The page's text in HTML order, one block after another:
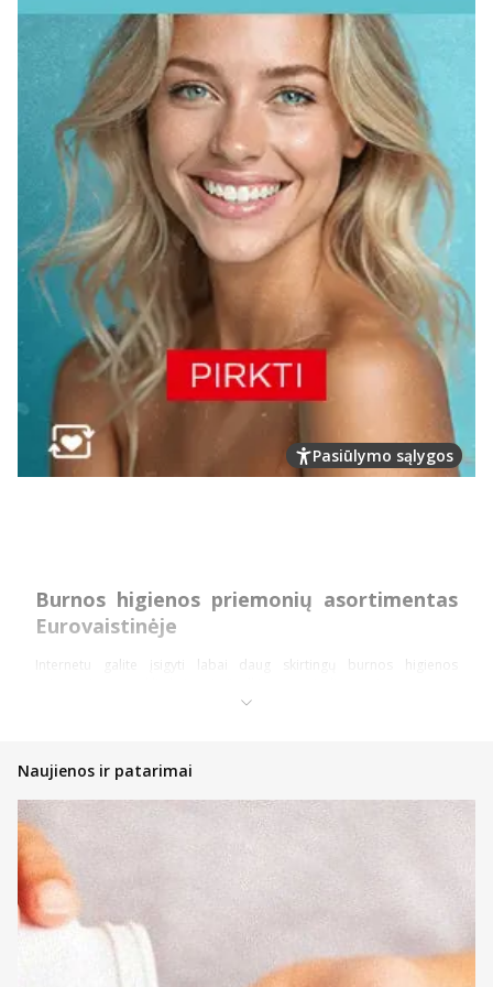
Pasiūlymo sąlygos
Burnos higienos priemonių asortimentas
Eurovaistinėje
Internetu galite įsigyti labai daug skirtingų burnos higienos
pagrindinė ir kiekvieno naudojama higienos priemonė.
tačiau ir būtent jums tinkančių pastų. Turime jautriems
dantims, jautrioms dantenoms bei vaikams pritaikytų
arba jautrumą mažinantį poveikį.
dantų higienos priemonė arba net būtinas naudoti
preparatas po procedūrų, operacijų. Kai kuriuos skalavimo
skysčius ar putas galima vartoti ir po rūkymo, valgių ar
gėrimų, norint gaivesnio burnos kvapo.
Naujienos ir patarimai